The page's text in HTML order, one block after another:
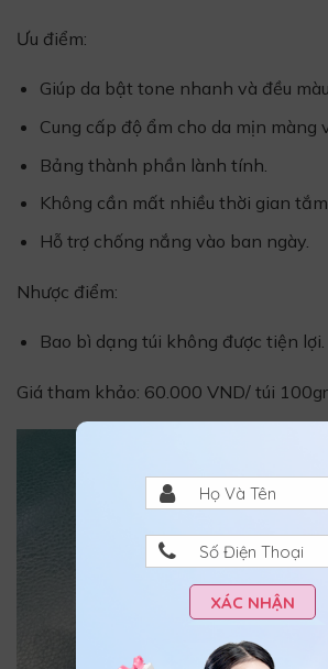
Ưu điểm:
Giúp da bật tone nhanh và đều
Cung cấp độ ẩm cho da mịn màng
Bảng thành phần lành tính.
Không cần mất nhiều thời gian
Hỗ trợ chống nắng vào ban ngày.
Nhược điểm:
Bao bì dạng túi không được tiện lợi.
Giá tham khảo: 60.000 VND/ túi 100gr
XÁC NHẬN